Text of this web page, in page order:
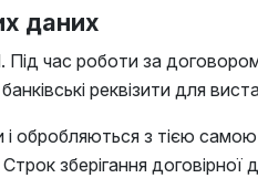
даних
час роботи за
реквізити для
і обробляються з тією
зберігання договірної